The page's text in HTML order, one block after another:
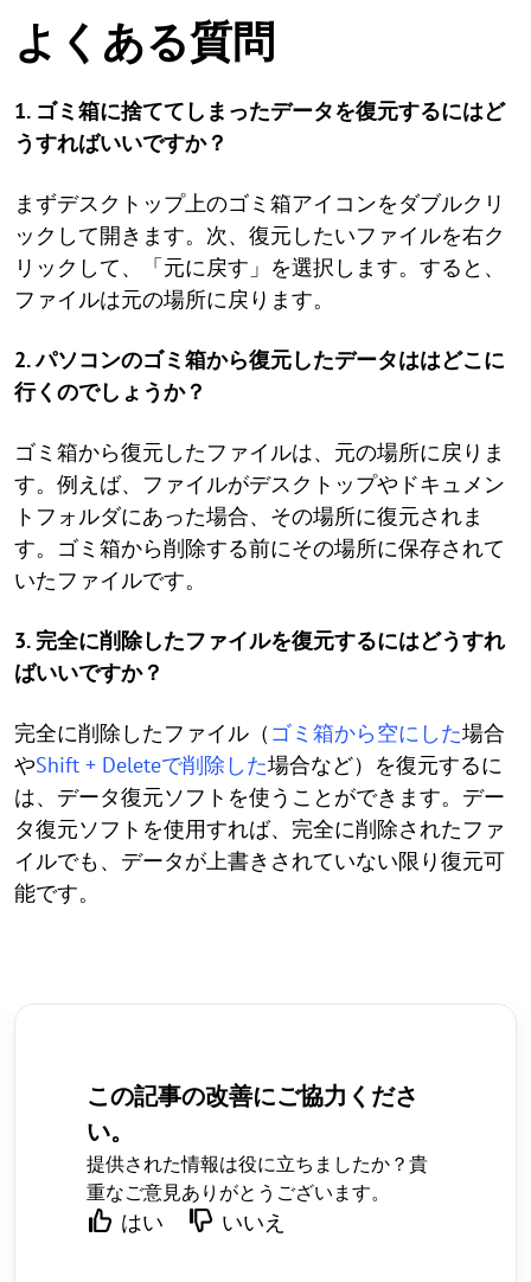
よくある質問
1. ゴミ箱に捨ててしまったデータを復元するにはど
うすればいいですか？
まずデスクトップ上のゴミ箱アイコンをダブルクリ
ックして開きます。次、復元したいファイルを右ク
リックして、「元に戻す」を選択します。すると、
ファイルは元の場所に戻ります。
2. パソコンのゴミ箱から復元したデータははどこに
行くのでしょうか？
ゴミ箱から復元したファイルは、元の場所に戻りま
す。例えば、ファイルがデスクトップやドキュメン
トフォルダにあった場合、その場所に復元されま
す。ゴミ箱から削除する前にその場所に保存されて
いたファイルです。
3. 完全に削除したファイルを復元するにはどうすれ
ばいいですか？
完全に削除したファイル（ ゴミ箱から空にした場合
やShift + Deleteで削除した場合など）を復元するに
は、データ復元ソフトを使うことができます。デー
タ復元ソフトを使用すれば、完全に削除されたファ
イルでも、データが上書きされていない限り復元可
能です。
この記事の改善にご協力くださ
い。
提供された情報は役に立ちましたか？貴
重なご意見ありがとうございます。
はい いいえ